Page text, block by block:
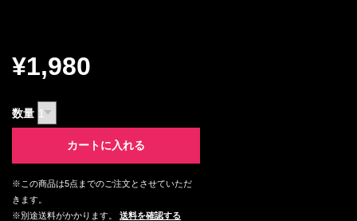
¥1,980
数量
カートに入れる
※この商品は5点までのご注文とさせていただ
きます。
※別途送料がかかります。
送料を確認する